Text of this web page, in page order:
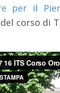
per il
corso di